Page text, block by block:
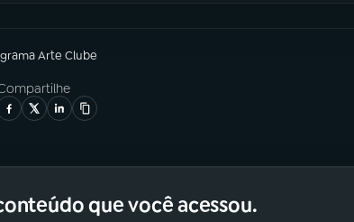
Arte Clube
que você acessou.